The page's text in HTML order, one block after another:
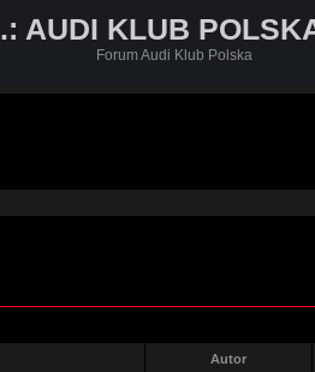
.: AUDI KLUB
Forum Audi Klub Polska
Autor